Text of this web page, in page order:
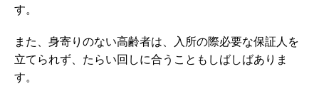
す。
また、身寄りのない高齢者は、入所の際必要な保証人を
立てられず、たらい回しに合うこともしばしばありま
す。